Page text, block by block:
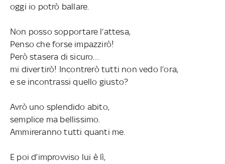
oggi io potrò ballare.
Non posso sopportare l’attesa,
Penso che forse impazzirò!
Però stasera di sicuro…
mi divertirò! Incontrerò tutti non vedo l’ora,
e se incontrassi quello giusto?
Avrò uno splendido abito,
semplice ma bellissimo.
Ammireranno tutti quanti me.
E poi d’improvviso lui è lì,